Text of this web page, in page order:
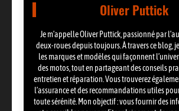
Oliver Puttick
Je m’appelle Oliver Puttick, passionné par
deux-roues depuis toujours. À travers ce blog,
les marques et modèles qui façonnent
des motos, tout en partageant des conseils
entretien et réparation. Vous trouverez
l’assurance et des recommandations utiles
toute sérénité. Mon objectif : vous fournir des